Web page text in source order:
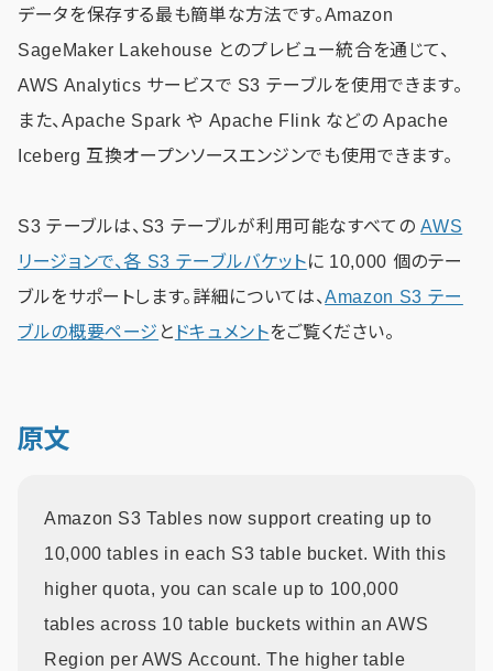
データを保存する最も簡単な方法です。Amazon
SageMaker Lakehouse とのプレビュー統合を通じて、
AWS Analytics サービスで S3 テーブルを使用できます。
また、Apache Spark や Apache Flink などの Apache
Iceberg 互換オープンソースエンジンでも使用できます。
S3 テーブルは、S3 テーブルが利用可能なすべてのAWS
リージョンで、各 S3 テーブルバケットに 10,000 個のテー
ブルをサポートします。詳細については、Amazon S3 テー
ブルの概要ページ と ドキュメントをご覧ください。
原文
Amazon S3 Tables now support creating up to
10,000 tables in each S3 table bucket. With this
higher quota, you can scale up to 100,000
tables across 10 table buckets within an AWS
Region per AWS Account. The higher table